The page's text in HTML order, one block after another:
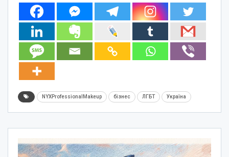
NYXProfessionalMakeup бізнес ЛГБТ Україна